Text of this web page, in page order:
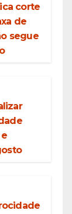
corte
de
segue